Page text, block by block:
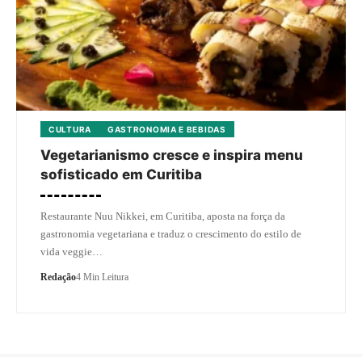
CULTURA GASTRONOMIA E BEBIDAS
Vegetarianismo cresce e inspira menu
sofisticado em Curitiba
Restaurante Nuu Nikkei, em Curitiba, aposta na força da
gastronomia vegetariana e traduz o crescimento do estilo de
vida veggie…
Redação4 Min Leitura